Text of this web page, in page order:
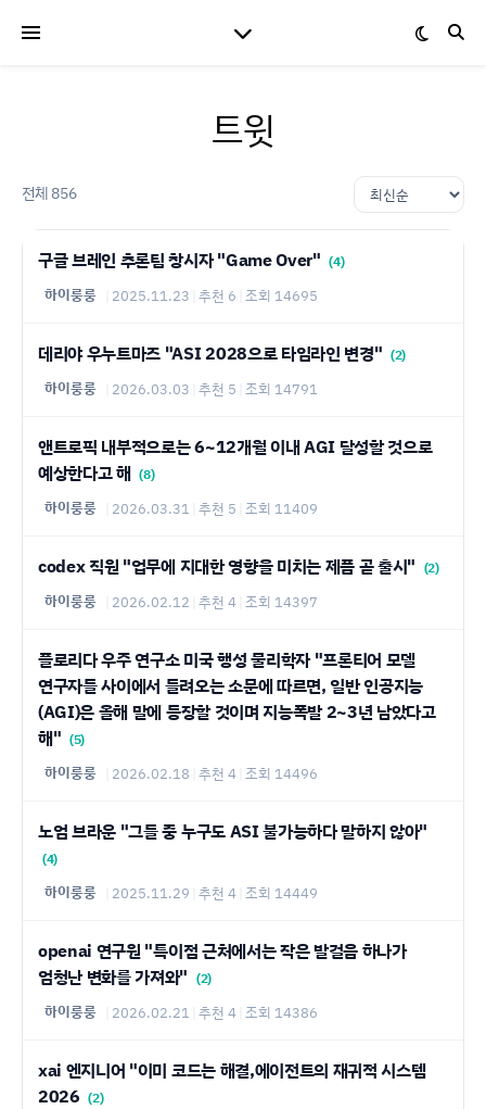
트윗
전체 856
구글 브레인 추론팀 창시자 "Game Over" (4)
하이룽룽 2025.11.23 추천 6 조회 14695
데리야 우누트마즈 "ASI 2028으로 타임라인 변경" (2)
하이룽룽 2026.03.03 추천 5 조회 14791
앤트로픽 내부적으로는 6~12개월 이내 AGI 달성할 것으로
예상한다고 해 (8)
하이룽룽 2026.03.31 추천 5 조회 11409
codex 직원 "업무에 지대한 영향을 미치는 제픔 곧 출시" (2)
하이룽룽 2026.02.12 추천 4 조회 14397
플로리다 우주 연구소 미국 행성 물리학자 "프론티어 모델
연구자들 사이에서 들려오는 소문에 따르면, 일반 인공지능
(AGI)은 올해 말에 등장할 것이며 지능폭발 2~3년 남았다고
해" (5)
하이룽룽 2026.02.18 추천 4 조회 14496
노엄 브라운 "그들 중 누구도 ASI 불가능하다 말하지 않아"
(4)
하이룽룽 2025.11.29 추천 4 조회 14449
openai 연구원 "특이점 근처에서는 작은 발걸음 하나가
엄청난 변화를 가져와" (2)
하이룽룽 2026.02.21 추천 4 조회 14386
xai 엔지니어 "이미 코드는 해결,에이전트의 재귀적 시스템
2026 (2)